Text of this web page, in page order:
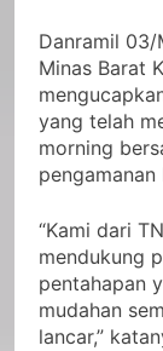
Danramil 03/
Minas Barat
yang telah
morning
“Kami dari
mendukung
pentahapan
mudahan
lancar,”